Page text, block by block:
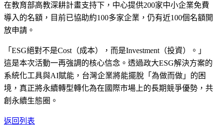
在教育部高教深耕計畫支持下，中心提供200家中小企業免費
導入的名額，目前已協助約100多家企業，仍有近100個名額開
放申請。
「ESG絕對不是Cost（成本），而是Investment（投資）。」
這是本次活動一再強調的核心信念。透過政大ESG解決方案的
系統化工具與AI賦能，台灣企業將能擺脫「為做而做」的困
境，真正將永續轉型轉化為在國際市場上的長期競爭優勢，共
創永續生態圈。
返回列表